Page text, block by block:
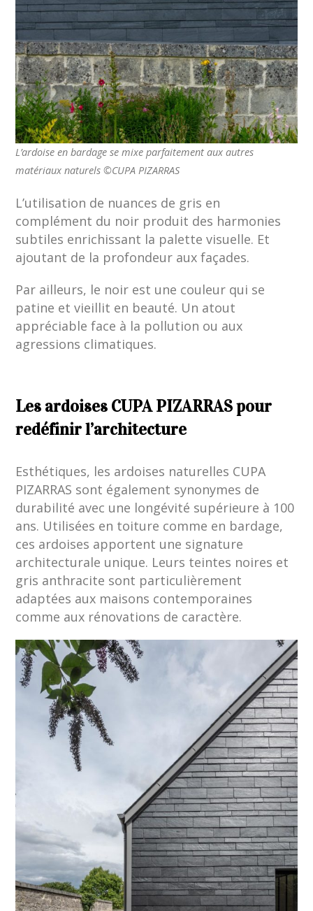
L’ardoise en bardage se mixe parfaitement aux autres
matériaux naturels ©CUPA PIZARRAS
L’utilisation de nuances de gris en
complément du noir produit des harmonies
subtiles enrichissant la palette visuelle. Et
ajoutant de la profondeur aux façades.
Par ailleurs, le noir est une couleur qui se
patine et vieillit en beauté. Un atout
appréciable face à la pollution ou aux
agressions climatiques.
Les ardoises CUPA PIZARRAS pour
redéfinir l’architecture
Esthétiques, les ardoises naturelles CUPA
PIZARRAS sont également synonymes de
durabilité avec une longévité supérieure à 100
ans. Utilisées en toiture comme en bardage,
ces ardoises apportent une signature
architecturale unique. Leurs teintes noires et
gris anthracite sont particulièrement
adaptées aux maisons contemporaines
comme aux rénovations de caractère.